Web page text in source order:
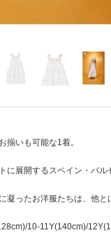
揃いも可能な1着。
に展開するスペイン・バ
ったお洋服たちは、他と
10-11Y(140cm)/